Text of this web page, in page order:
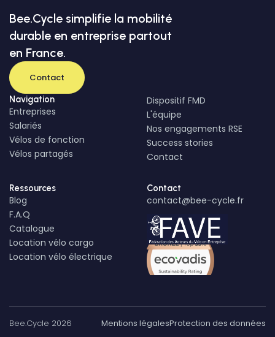
Bee.Cycle simplifie la mobilité
durable en entreprise partout
en France.
Contact
Navigation
Entreprises
Salariés
Vélos de fonction
Vélos partagés
Dispositif FMD
L'équipe
Nos engagements RSE
Success stories
Contact
Ressources
Blog
F.A.Q
Catalogue
Location vélo cargo
Location vélo électrique
Contact
contact@bee-cycle.fr
Bee.Cycle 2026 Mentions légalesProtection des données